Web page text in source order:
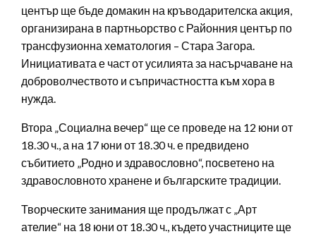
център ще бъде домакин на кръводарителска акция,
организирана в партньорство с Районния център по
трансфузионна хематология – Стара Загора.
Инициативата е част от усилията за насърчаване на
доброволчеството и съпричастността към хора в
нужда.
Втора „Социална вечер“ ще се проведе на 12 юни от
18.30 ч., а на 17 юни от 18.30 ч. е предвидено
събитието „Родно и здравословно“, посветено на
здравословното хранене и българските традиции.
Творческите занимания ще продължат с „Арт
ателие“ на 18 юни от 18.30 ч., където участниците ще